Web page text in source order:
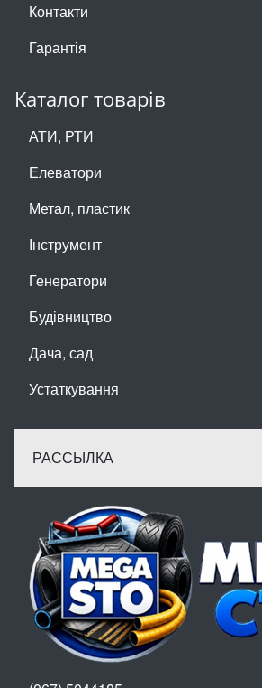
Контакти
Гарантія
Каталог товарів
АТИ, РТИ
Елеватори
Метал, пластик
Інструмент
Генератори
Будівництво
Дача, сад
Устаткування
РАССЫЛКА